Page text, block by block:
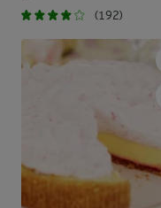
(192)